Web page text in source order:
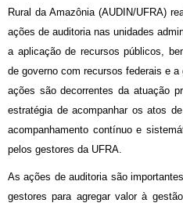
Rural da Amazônia (AUDIN/UFRA)
ações de auditoria nas unidades
a aplicação de recursos públicos,
de governo com recursos federais e
ações são decorrentes da atuação
estratégia de acompanhar os atos
acompanhamento contínuo e
pelos gestores da UFRA.
As ações de auditoria são
gestores para agregar valor à